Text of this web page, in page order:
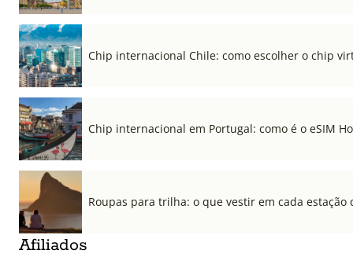
Chip internacional Chile: como escolher o chip
Chip internacional em Portugal: como é o eSIM
Roupas para trilha: o que vestir em cada estação
Afiliados